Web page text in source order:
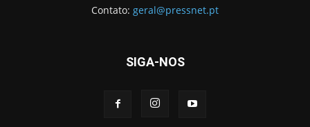
Contato: geral@pressnet.pt
SIGA-NOS